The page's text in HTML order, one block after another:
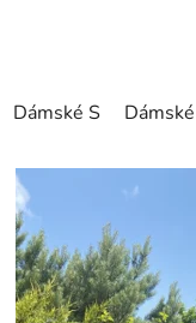
Dámské S